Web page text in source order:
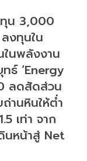
ทุน 3,000
งทุนใน
นพลังงาน
ธ์ ‘Energy
ลดสัดส่วน
านหินให้ต่ำ
เท่า จาก
นหน้าสู่ Net